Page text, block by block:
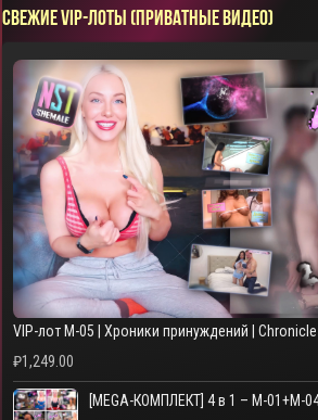
СВЕЖИЕ VIP-ЛОТЫ (ПРИВАТНЫЕ ВИДЕО)
VIP-лот M-05 | Хроники принуждений |
₽1,249.00
[MEGA-КОМПЛЕКТ] 4 в 1 – M-01+M-